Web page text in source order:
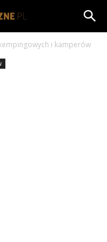
i kamperów